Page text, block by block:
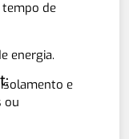
tempo de
energia.
e
ou